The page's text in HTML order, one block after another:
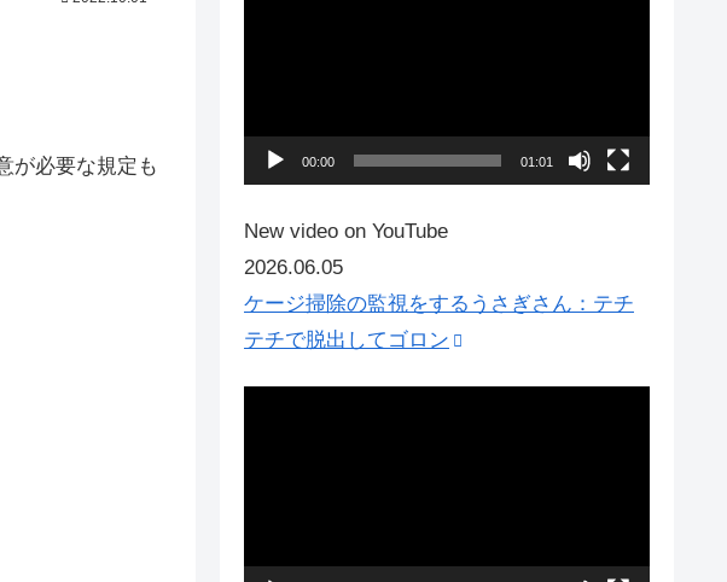
が必要な規定も
ー
00:00 01:01
New video on YouTube
2026.06.05
ケージ掃除の監視をするうさぎさん：テチ
テチで脱出してゴロン